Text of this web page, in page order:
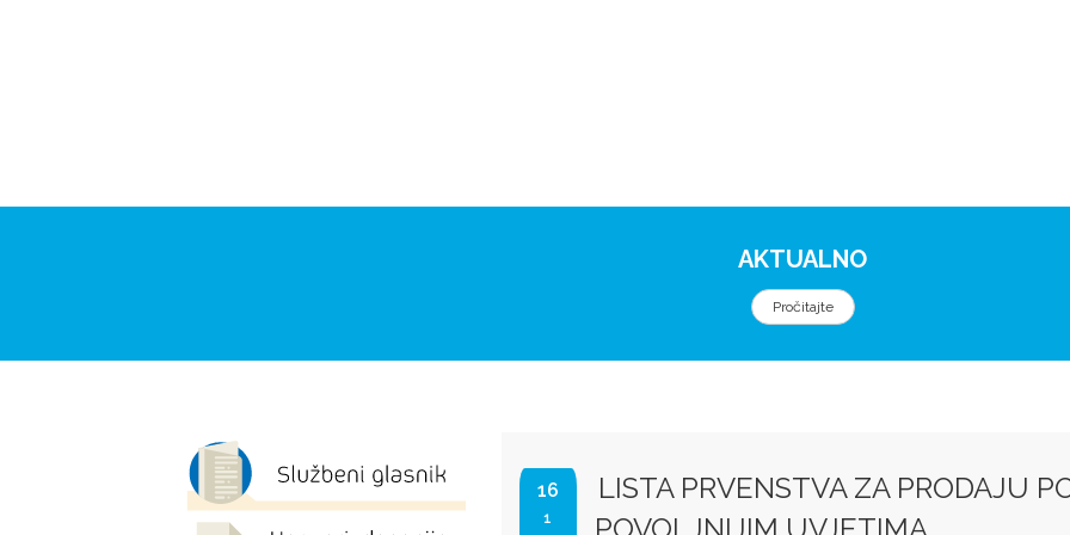
AKTUALNO
Pročitajte
16
1
LISTA PRVENSTVA ZA PRODAJU
POVOLJNIJIM UVJETIMA